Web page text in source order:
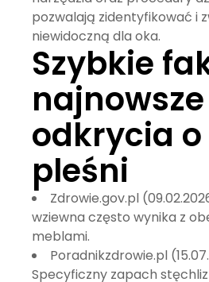
pozwalają zidentyfikować i
niewidoczną dla oka.
Szybkie
najnowsze
odkrycia
pleśni
Zdrowie.gov.pl
wziewna często wynika z
meblami.
Poradnikzdrowie.pl
Specyficzny zapach